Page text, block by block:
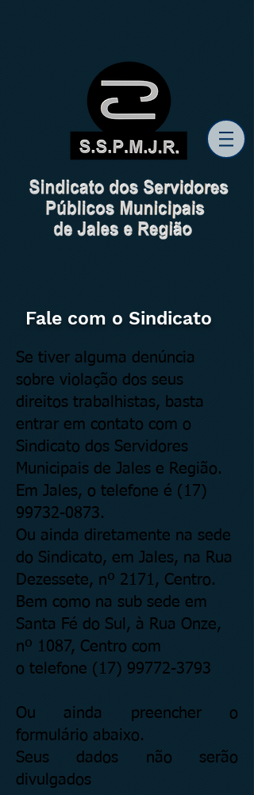
Fale com o Sindicato
Se tiver alguma denúncia
sobre violação dos seus
direitos trabalhistas, basta
entrar em contato com o
Sindicato dos Servidores
Municipais de Jales e Região.
Em Jales, o telefone é (17)
99732-0873.
Ou ainda diretamente na sede
do Sindicato, em Jales, na Rua
Dezessete, nº 2171, Centro.
Bem como na sub sede em
Santa Fé do Sul, à Rua Onze,
nº 1087, Centro com
o telefone (17) 99772-3793
Ou ainda preencher o
formulário abaixo.
Seus dados não serão
divulgados